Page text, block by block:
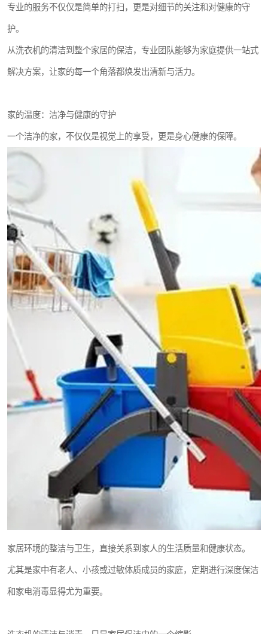
专业的服务不仅仅是简单的打扫，更是对细节的关注和对健康的守
护。
从洗衣机的清洁到整个家居的保洁，专业团队能够为家庭提供一站式
解决方案，让家的每一个角落都焕发出清新与活力。
家的温度：洁净与健康的守护
一个洁净的家，不仅仅是视觉上的享受，更是身心健康的保障。
家居环境的整洁与卫生，直接关系到家人的生活质量和健康状态。
尤其是家中有老人、小孩或过敏体质成员的家庭，定期进行深度保洁
和家电消毒显得尤为重要。